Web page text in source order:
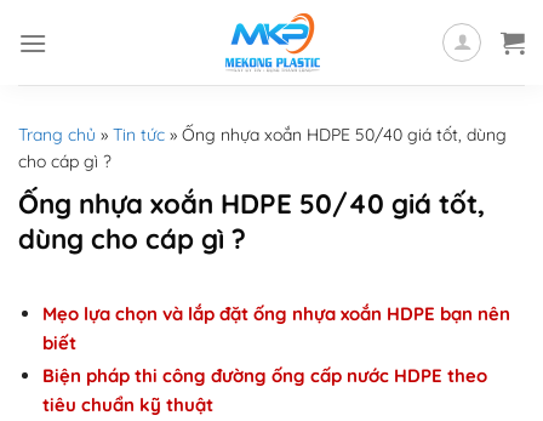
Trang chủ » Tin tức » Ống nhựa xoắn HDPE 50/40 giá tốt, dùng
cho cáp gì ?
Ống nhựa xoắn HDPE 50/40 giá tốt,
dùng cho cáp gì ?
Mẹo lựa chọn và lắp đặt ống nhựa xoắn HDPE bạn nên
biết
Biện pháp thi công đường ống cấp nước HDPE theo
tiêu chuẩn kỹ thuật